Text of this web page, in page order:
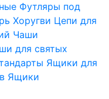
Футляры под
Хоругви Цепи для
Чаши
для святых
Ящики для
Ящики